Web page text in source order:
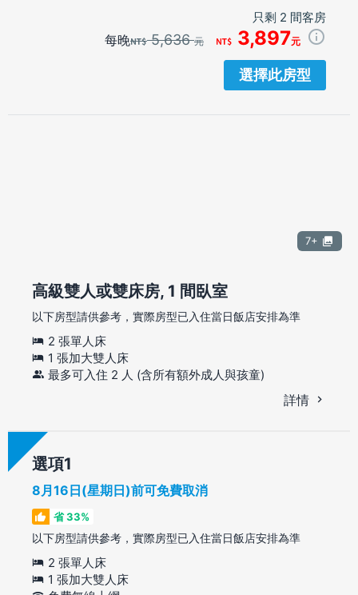
只剩 2 間客房
每晚 5,636元 3,897元
選擇此房型
7+
高級雙人或雙床房, 1 間臥室
以下房型請供參考，實際房型已入住當日飯店安排為準
2 張單人床
1 張加大雙人床
最多可入住 2 人 (含所有額外成人與孩童)
詳情
選項
8月16日(星期日)前可免費取消
省 33%
以下房型請供參考，實際房型已入住當日飯店安排為準
2 張單人床
1 張加大雙人床